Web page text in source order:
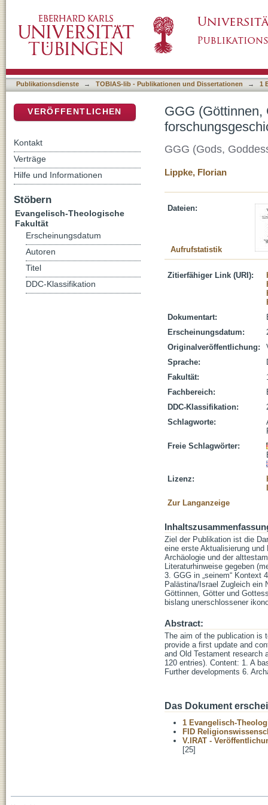
Publikationsdienste → TOBIAS-lib - Publikationen und Dissertationen → 1
GGG (Göttinnen,
GGG (Gods,
Lippke, Florian
Dateien:
Aufrufstatistik
Zitierfähiger Link (URI):
Dokumentart:
Erscheinungsdatum:
Originalveröffentlichung:
Sprache:
Fakultät:
Fachbereich:
DDC-Klassifikation:
Schlagworte:
Freie Schlagwörter:
Lizenz:
Zur Langanzeige
Ziel der Publikation ist die
eine erste Aktualisierung
Archäologie und der
Literaturhinweise gegeben
3. GGG in „seinem“ Kontext
Palästina/Israel Zugleich ein
Göttinnen, Götter und
bislang unerschlossener
Abstract:
The aim of the publication is
provide a first update and
and Old Testament research
120 entries). Content: 1. A
Further developments 6.
Das Dokument
1 Evangelisch-
FID
V.IRAT -
[25]
VERÖFFENTLICHEN
Kontakt
Verträge
Hilfe und Informationen
Stöbern
Evangelisch-Theologische
Fakultät
Erscheinungsdatum
Autoren
Titel
DDC-Klassifikation